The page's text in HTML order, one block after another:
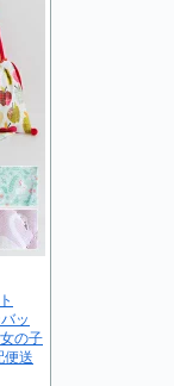
ッ
の子
便送